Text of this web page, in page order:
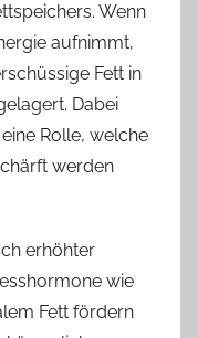
Wenn
aufnimmt,
Fett in
Dabei
eine Rolle, welche
werden
erhöhter
wie
Fett fördern